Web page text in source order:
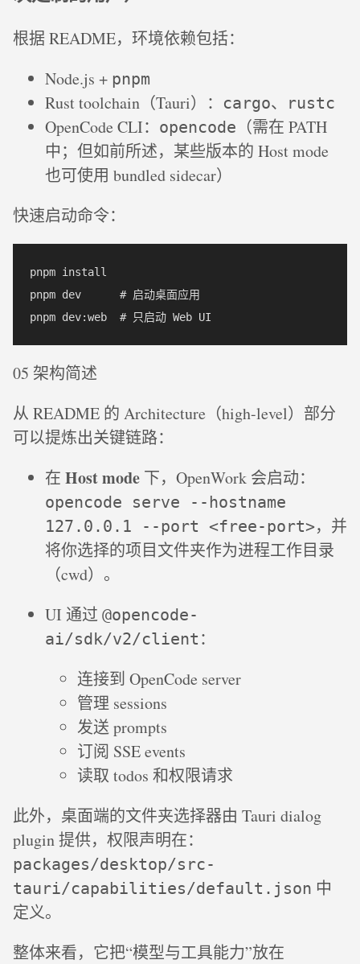
根据 README，环境依赖包括：
Node.js + pnpm
Rust toolchain（Tauri）： cargo、 rustc
OpenCode CLI： opencode
（需在 PATH
中；但如前所述，某些版本的 Host mode
也可使用 bundled sidecar）
快速启动命令：
pnpm install
pnpm dev      # 启动桌面应用
05 架构简述
从 README 的 Architecture（high-level）部分
可以提炼出关键链路：
在 Host mode 下，OpenWork 会启动：
opencode serve --hostname
127.0.0.1 --port <free-port>，并
将你选择的项目文件夹作为进程工作目录
（cwd）。
UI 通过 @opencode-
ai/sdk/v2/client ：
连接到 OpenCode server
管理 sessions
发送 prompts
订阅 SSE events
读取 todos 和权限请求
此外，桌面端的文件夹选择器由 Tauri dialog
plugin 提供，权限声明在：
packages/desktop/src-
tauri/capabilities/default.json 中
定义。
整体来看，它把“模型与工具能力”放在